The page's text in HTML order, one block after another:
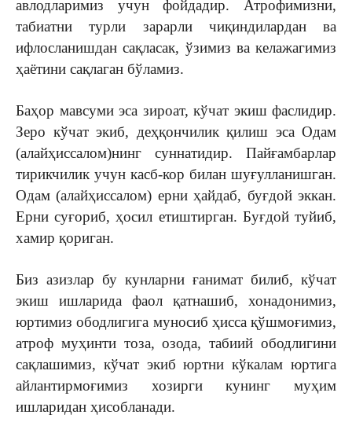
авлодларимиз учун фойдадир. Атрофимизни,
табиатни турли зарарли чиқиндилардан ва
ифлосланишдан сақласак, ўзимиз ва келажагимиз
ҳаётини сақлаган бўламиз.
Баҳор мавсуми эса зироат, кўчат экиш фаслидир.
Зеро кўчат экиб, деҳқончилик қилиш эса Одам
(алайҳиссалом)нинг суннатидир. Пайғамбарлар
тирикчилик учун касб-кор билан шуғулланишган.
Одам (алайҳиссалом) ерни ҳайдаб, буғдой эккан.
Ерни суғориб, ҳосил етиштирган. Буғдой туйиб,
хамир қориган.
Биз азизлар бу кунларни ғанимат билиб, кўчат
экиш ишларида фаол қатнашиб, хонадонимиз,
юртимиз ободлигига муносиб ҳисса қўшмоғимиз,
атроф муҳинти тоза, озода, табиий ободлигини
сақлашимиз, кўчат экиб юртни кўкалам юртига
айлантирмоғимиз хозирги кунинг муҳим
ишларидан ҳисобланади.